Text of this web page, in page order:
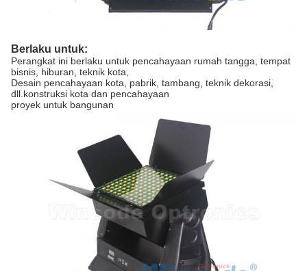
Berlaku untuk:
Perangkat ini berlaku untuk pencahayaan rumah tangga, tempat
bisnis, hiburan, teknik kota,
Desain pencahayaan kota, pabrik, tambang, teknik dekorasi,
dll.konstruksi kota dan pencahayaan
proyek untuk bangunan